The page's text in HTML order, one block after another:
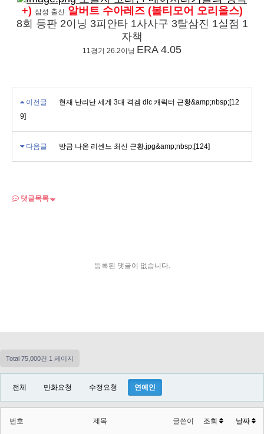
+) 삼성 출신 알버트 수아레즈 (볼티모어 오리올스)
8회 등판 2이닝 3피안타 1사사구 3탈삼진 1실점 1
자책
11경기 26.2이닝 ERA 4.05
이전글
현재 난리난 세계 3대 격겜 dlc 캐릭터 근황&amp;nbsp;[12
9]
다음글 방금 나온 리센느 최신 근황.jpg&amp;nbsp;[124]
댓글목록
등록된 댓글이 없습니다.
Total 75,000건 1 페이지
전체 만화요청 수정요청 연예인
번호 제목 글쓴이 조회 날짜